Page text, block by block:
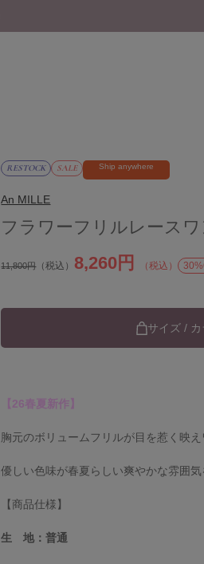
RESTOCK SALE Ship anywhere
An MILLE
フラワーフリルレースワ
11,800円（税込） 8,260円 （税込）
サイズ /
【26春夏新作】
胸元のボリュームフリルが目を惹く映え
優しい色味が春夏らしい爽やかな雰囲気
【商品仕様】
生 地：普通